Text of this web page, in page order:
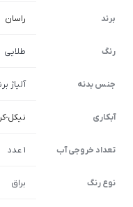
برند راسان
رنگ طلایی
جنس بدنه آلیاژ
آبکاری نیکل-
تعداد خروجی آب 1 عدد
نوع رنگ براق